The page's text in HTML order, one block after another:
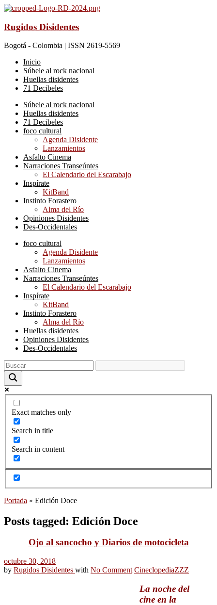
Rugidos Disidentes
Bogotá - Colombia | ISSN 2619-5569
Inicio
Súbele al rock nacional
Huellas disidentes
71 Decibeles
Súbele al rock nacional
Huellas disidentes
71 Decibeles
foco cultural
Agenda Disidente
Lanzamientos
Asfalto Cinema
Narraciones Transeúntes
El Calendario del Escarabajo
Inspírate
KitBand
Instinto Forastero
Alma del Río
Opiniones Disidentes
Des-Occidentales
foco cultural
Agenda Disidente
Lanzamientos
Asfalto Cinema
Narraciones Transeúntes
El Calendario del Escarabajo
Inspírate
KitBand
Instinto Forastero
Alma del Río
Huellas disidentes
Opiniones Disidentes
Des-Occidentales
Exact matches only
Search in title
Search in content
Portada » Edición Doce
Posts tagged: Edición Doce
Ojo al sancocho y Diarios de motocicleta
octubre 30, 2018
by Rugidos Disidentes with No Comment CineclopediaZZZ
La noche del
cine en la